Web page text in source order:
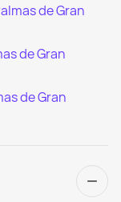
de Gran
de Gran
de Gran